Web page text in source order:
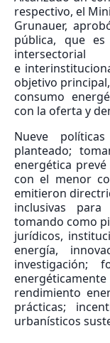
respectivo, el
Grunauer,
pública, que
intersectorial
e
objetivo
consumo
con la oferta y
Nueve
planteado;
energética
con el menor
emitieron
inclusivas
tomando como
jurídicos,
energía,
investigación;
rendimiento
prácticas;
urbanísticos